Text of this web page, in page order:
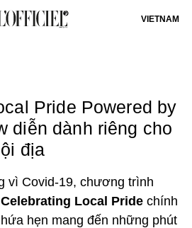
VIETNAM
Pride Powered by
diễn dành riêng cho
địa
vì Covid-19, chương trình
Celebrating Local Pride chính
hẹn mang đến những phút